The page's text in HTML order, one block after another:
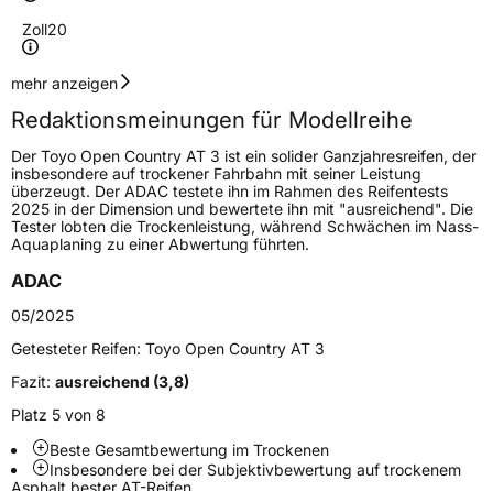
Zoll20
Geschwindigkeitsindex
Höchstgeschwindigkeit
210 km/h
Lastindex112
Höchstlast1120 kg
Fahrzeugtyp
VerwendungGanzjahresreifen
ModellnameOpen Country AT 3
Fahrzeugart
Weitere Eigenschaften
mehr anzeigen
Redaktionsmeinungen für Modellreihe
Der Toyo Open Country AT 3 ist ein solider Ganzjahresreifen, der
insbesondere auf trockener Fahrbahn mit seiner Leistung
überzeugt. Der ADAC testete ihn im Rahmen des Reifentests
2025 in der Dimension und bewertete ihn mit "ausreichend". Die
Tester lobten die Trockenleistung, während Schwächen im Nass-
Aquaplaning zu einer Abwertung führten.
ADAC
05/2025
Getesteter Reifen: Toyo Open Country AT 3
Fazit: ausreichend (3,8)
Platz 5 von 8
Beste Gesamtbewertung im Trockenen
Insbesondere bei der Subjektivbewertung auf trockenem